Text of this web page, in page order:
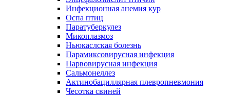
Инфекционная анемия кур
Оспа птиц
Паратуберкулез
Микоплазмоз
Ньюкаслская болезнь
Парамиксовирусная инфекция
Парвовирусная инфекция
Сальмонеллез
Актинобациллярная плевропневмония
Чесотка свиней